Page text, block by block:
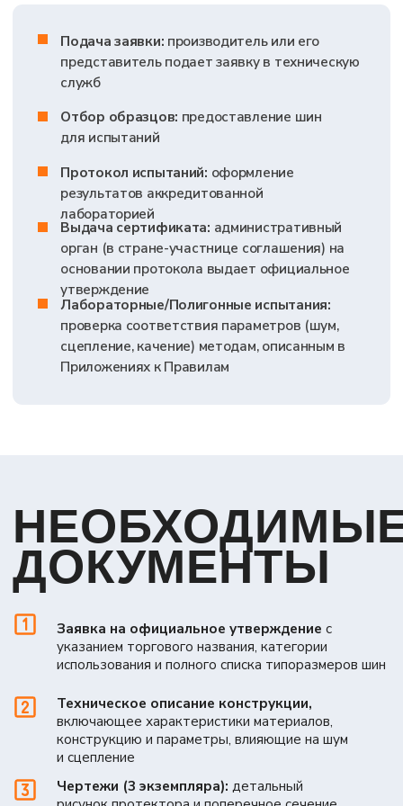
Осмотр.Проверка наличия и правильности
всей обязательной маркировки,
соответствие представленным чертежам и
техническому описанию
Метод выбега на сертифицированном треке
с покрытием ISO 10844:2014, температура
воздуха 5–40 °C, обязательная поправка +1
дБ на каждые 10 °C выше 20 °C
Испытание сцепления на мокрой
поверхности. Торможение с АБС от 80 до
20 км/ч или метод прицепа, средняя
температура увлажненной испытательной
площадки 5-35°C
Измерение сопротивления качению.
барабанном стенде диаметром не менее 1,7
м одним из четырёх методов (момент, сила,
замедление или мощность). Прогрев шины на
барабане: от 30 минут (C1) до 3 часов (C3 с
ободом ≥ 22,5″) в зависимости от класса и
Испытание на снегу.
Для получения
символа «Alpine» (3PMSF) - измерение
ускорения на укатанном снегу при
сравнении с эталонной шиной
Корректировка и доработка.При
выявлении отклонений проводятся
дополнительные испытания на
скорректированных образцах
Контроль производства.
Ежегодный аудит
CoP на заводе-изготовителе
состава смеси или конструкции требует новой
процедуры
ЗАКЛЮЧИТЕЛЬНЫЕ
ПОЛОЖЕНИЯ